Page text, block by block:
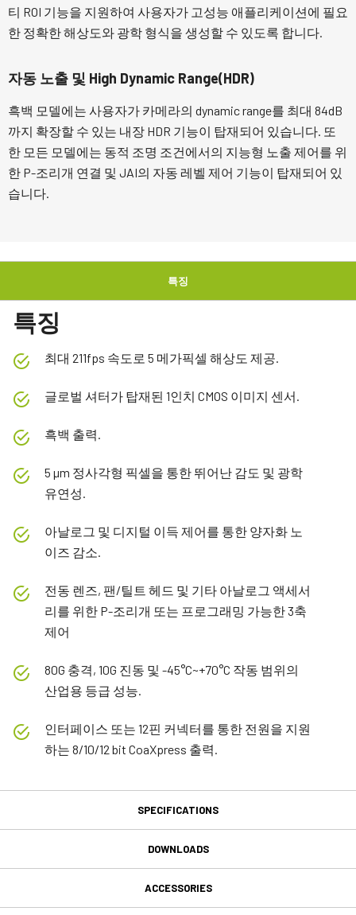
티 ROI 기능을 지원하여 사용자가 고성능 애플리케이션에 필요
한 정확한 해상도와 광학 형식을 생성할 수 있도록 합니다.
자동 노출 및 High Dynamic Range(HDR)
흑백 모델에는 사용자가 카메라의 dynamic range를 최대 84dB
까지 확장할 수 있는 내장 HDR 기능이 탑재되어 있습니다. 또
한 모든 모델에는 동적 조명 조건에서의 지능형 노출 제어를 위
한 P-조리개 연결 및 JAI의 자동 레벨 제어 기능이 탑재되어 있
습니다.
특징
특징
최대 211fps 속도로 5 메가픽셀 해상도 제공.
글로벌 셔터가 탑재된 1인치 CMOS 이미지 센서.
흑백 출력.
5 µm 정사각형 픽셀을 통한 뛰어난 감도 및 광학
유연성.
아날로그 및 디지털 이득 제어를 통한 양자화 노
이즈 감소.
전동 렌즈, 팬/틸트 헤드 및 기타 아날로그 액세서
리를 위한 P-조리개 또는 프로그래밍 가능한 3축
제어
80G 충격, 10G 진동 및 -45°C~+70°C 작동 범위의
산업용 등급 성능.
인터페이스 또는 12핀 커넥터를 통한 전원을 지원
하는 8/10/12 bit CoaXpress 출력.
SPECIFICATIONS
SpecificationsDOWNLOADS
ACCESSORIES